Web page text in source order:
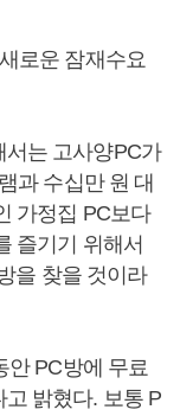
로운 잠재수요
는 고사양PC가
과 수십만 원 대
가정집 PC보다
즐기기 위해서
을 찾을 것이라
안 PC방에 무료
밝혔다. 보통 P